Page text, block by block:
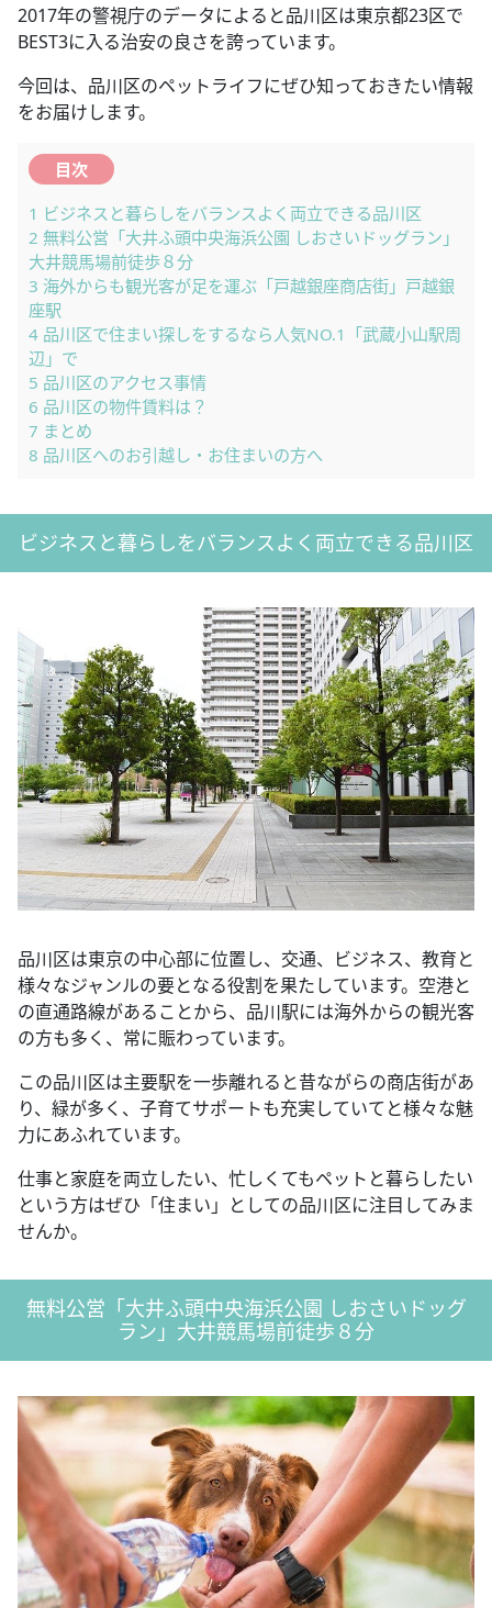
2017年の警視庁のデータによると品川区は東京都23区で
BEST3に入る治安の良さを誇っています。
今回は、品川区のペットライフにぜひ知っておきたい情報
をお届けします。
目次
1 ビジネスと暮らしをバランスよく両立できる品川区
2 無料公営「大井ふ頭中央海浜公園 しおさいドッグラン」
大井競馬場前徒歩８分
3 海外からも観光客が足を運ぶ「戸越銀座商店街」戸越銀
座駅
4 品川区で住まい探しをするなら人気NO.1「武蔵小山駅周
辺」で
5 品川区のアクセス事情
6 品川区の物件賃料は？
7 まとめ
8 品川区へのお引越し・お住まいの方へ
ビジネスと暮らしをバランスよく両立できる品川区
品川区は東京の中心部に位置し、交通、ビジネス、教育と
様々なジャンルの要となる役割を果たしています。空港と
の直通路線があることから、品川駅には海外からの観光客
の方も多く、常に賑わっています。
この品川区は主要駅を一歩離れると昔ながらの商店街があ
り、緑が多く、子育てサポートも充実していてと様々な魅
力にあふれています。
仕事と家庭を両立したい、忙しくてもペットと暮らしたい
という方はぜひ「住まい」としての品川区に注目してみま
せんか。
無料公営「大井ふ頭中央海浜公園 しおさいドッグ
ラン」大井競馬場前徒歩８分